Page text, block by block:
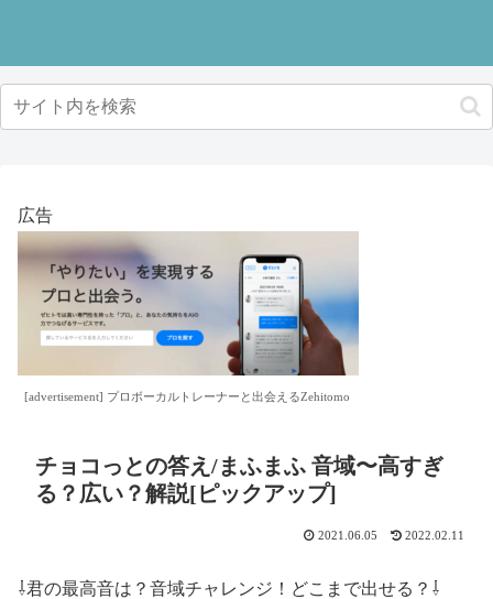
広告
[advertisement] プロボーカルトレーナーと出会えるZehitomo
チョコっとの答え/まふまふ 音域〜高すぎ
る？広い？解説[ピックアップ]
2021.06.05 2022.02.11
⇩君の最高音は？音域チャレンジ！どこまで出せる？⇩